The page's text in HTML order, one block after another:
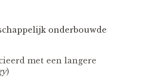
onderbouwde
met een langere
)